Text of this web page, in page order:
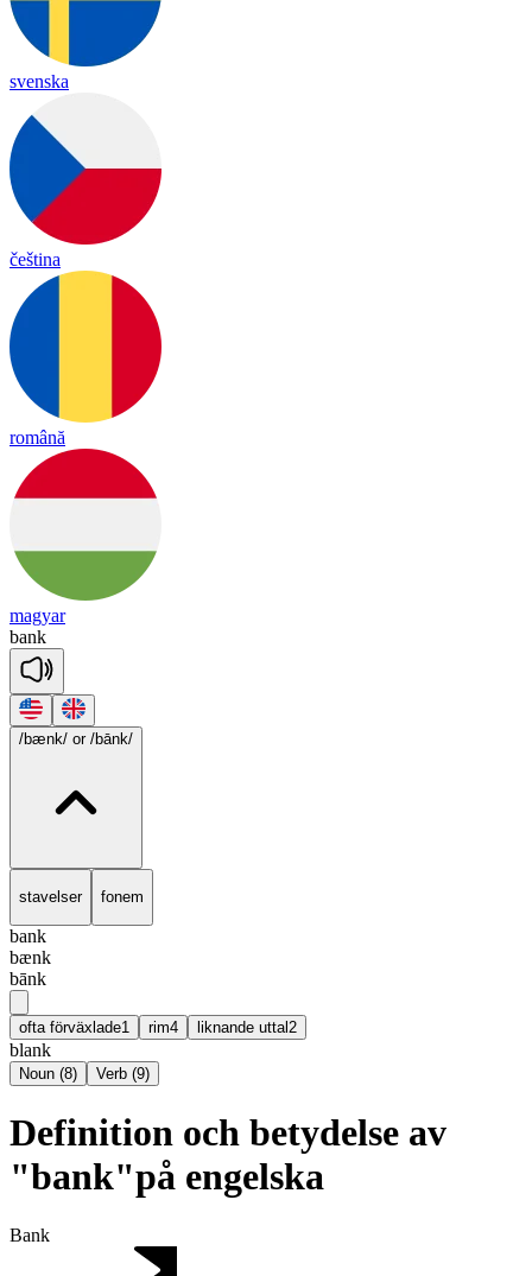
svenska
čeština
română
magyar
bank
/bænk/ or /bānk/
stavelser fonem
bank
bænk
bānk
ofta förväxlade1 rim4 liknande uttal2
blank
Noun (8) Verb (9)
Definition och betydelse av
"bank"på engelska
Bank